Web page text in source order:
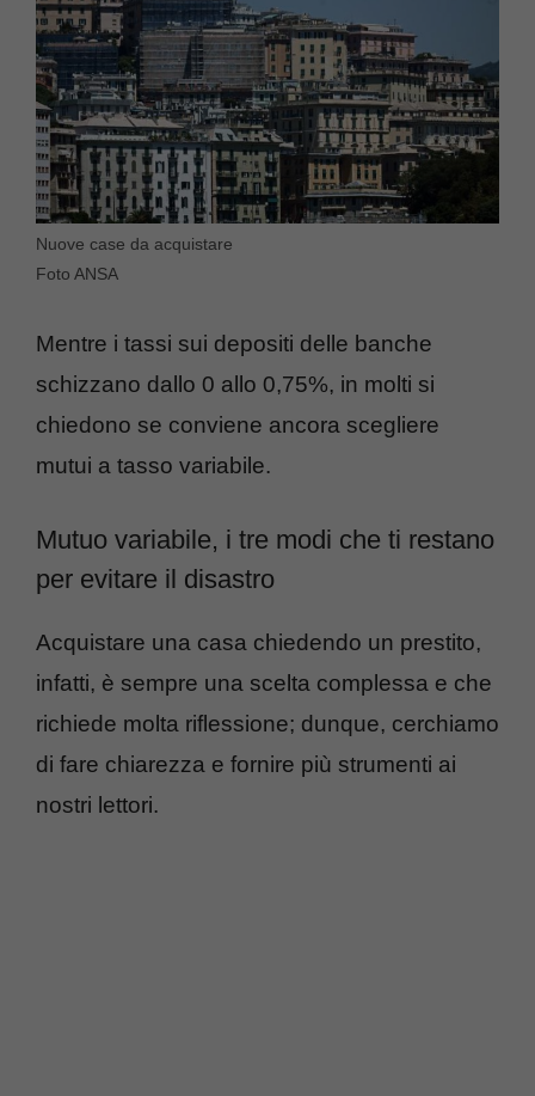
Nuove case da acquistare
Foto ANSA
Mentre i tassi sui depositi delle banche
schizzano dallo 0 allo 0,75%, in molti si
chiedono se conviene ancora scegliere
mutui a tasso variabile.
Mutuo variabile, i tre modi che ti restano
per evitare il disastro
Acquistare una casa chiedendo un prestito,
infatti, è sempre una scelta complessa e che
richiede molta riflessione; dunque, cerchiamo
di fare chiarezza e fornire più strumenti ai
nostri lettori.